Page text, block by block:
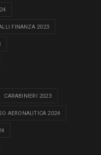
FINANZA 2023
CARABINIERI 2023
AERONAUTICA 2024